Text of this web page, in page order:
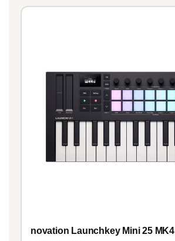
novation Launchkey Mini 25 MK4